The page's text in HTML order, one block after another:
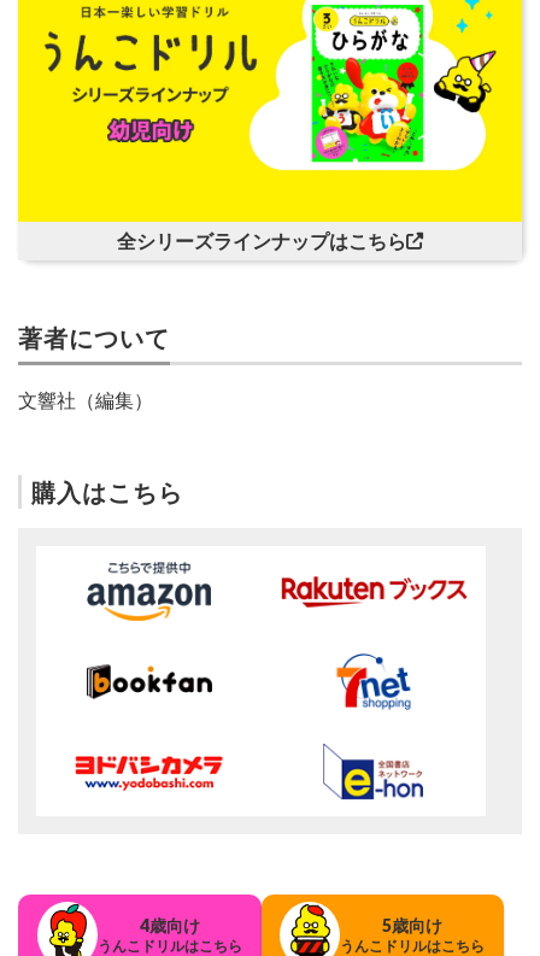
全シリーズラインナップはこちら
著者について
文響社（編集）
購入はこちら
4歳向け
うんこドリルはこちら
5歳向け
うんこドリルはこちら